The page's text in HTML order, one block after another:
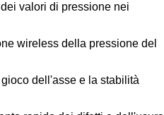
valori di pressione nei
wireless della pressione del
dell'asse e la stabilità